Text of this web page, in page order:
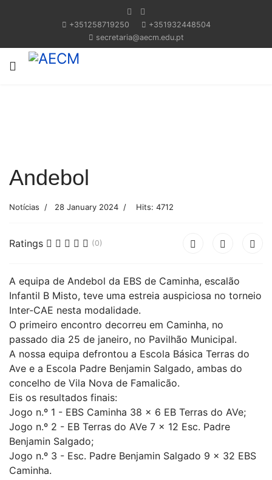
+351258719250
+351932448504
secretaria@aecm.edu.pt
Andebol
Notícias 28 January 2024 Hits: 4712
Ratings (0)
A equipa de Andebol da EBS de Caminha, escalão
Infantil B Misto, teve uma estreia auspiciosa no torneio
Inter-CAE nesta modalidade.
O primeiro encontro decorreu em Caminha, no
passado dia 25 de janeiro, no Pavilhão Municipal.
A nossa equipa defrontou a Escola Básica Terras do
Ave e a Escola Padre Benjamin Salgado, ambas do
concelho de Vila Nova de Famalicão.
Eis os resultados finais:
Jogo n.º 1 - EBS Caminha 38 x 6 EB Terras do AVe;
Jogo n.º 2 - EB Terras do AVe 7 x 12 Esc. Padre
Benjamin Salgado;
Jogo n.º 3 - Esc. Padre Benjamin Salgado 9 x 32 EBS
Caminha.